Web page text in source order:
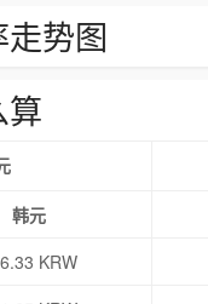
势图
韩元
KRW